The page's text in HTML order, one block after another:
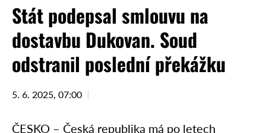
Stát podepsal smlouvu na
dostavbu Dukovan. Soud
odstranil poslední překážku
5. 6. 2025, 07:00
ČESKO – Česká republika má po letech